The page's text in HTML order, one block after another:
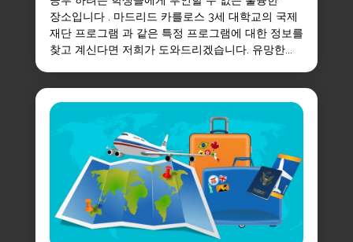
장소입니다 . 마드리드 카를로스 3세 대학교의 국제
재단 프로그램 과 같은 특정 프로그램에 대한 정보를
찾고 계신다면 저희가 도와드리겠습니다. 유망한...